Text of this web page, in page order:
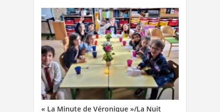
« La Minute de Véronique »/La Nuit